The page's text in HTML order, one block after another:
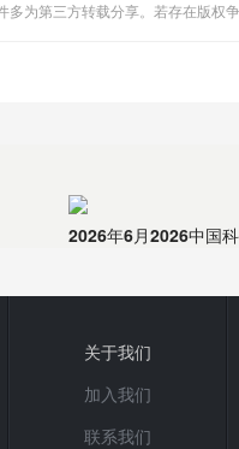
2026年6月2026中国
关于我们
加入我们
联系我们